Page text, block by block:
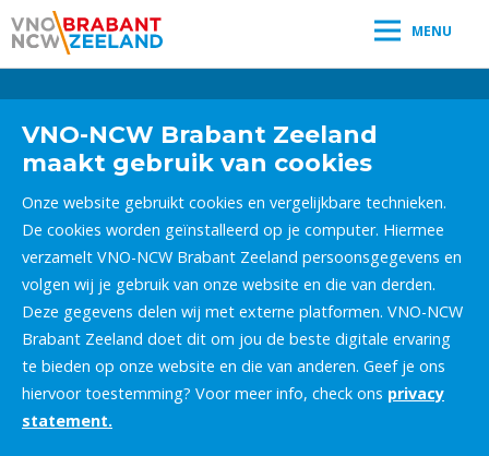
MENU
VNO-NCW Brabant Zeeland
maakt gebruik van cookies
Onze website gebruikt cookies en vergelijkbare technieken.
De cookies worden geïnstalleerd op je computer. Hiermee
verzamelt VNO-NCW Brabant Zeeland persoonsgegevens en
volgen wij je gebruik van onze website en die van derden.
Deze gegevens delen wij met externe platformen. VNO-NCW
Brabant Zeeland doet dit om jou de beste digitale ervaring
te bieden op onze website en die van anderen. Geef je ons
hiervoor toestemming? Voor meer info, check ons privacy
statement.